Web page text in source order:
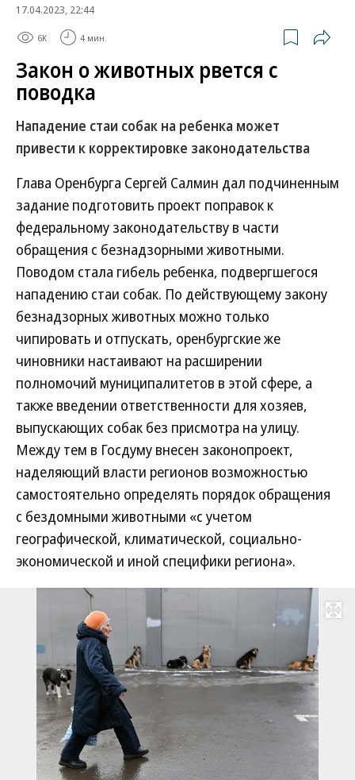
17.04.2023, 22:44
6K 4 мин.
Закон о животных рвется с
поводка
Нападение стаи собак на ребенка может
привести к корректировке законодательства
Глава Оренбурга Сергей Салмин дал подчиненным
задание подготовить проект поправок к
федеральному законодательству в части
обращения с безнадзорными животными.
Поводом стала гибель ребенка, подвергшегося
нападению стаи собак. По действующему закону
безнадзорных животных можно только
чипировать и отпускать, оренбургские же
чиновники настаивают на расширении
полномочий муниципалитетов в этой сфере, а
также введении ответственности для хозяев,
выпускающих собак без присмотра на улицу.
Между тем в Госдуму внесен законопроект,
наделяющий власти регионов возможностью
самостоятельно определять порядок обращения
с бездомными животными «с учетом
географической, климатической, социально-
экономической и иной специфики региона».
Развернуть